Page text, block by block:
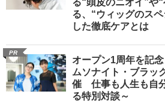
る、“ウィッグのス
した徹底ケアとは
PR
オープン1周年を記
ムソナイト・ブラッ
催 仕事も人生も自
る特別対談～